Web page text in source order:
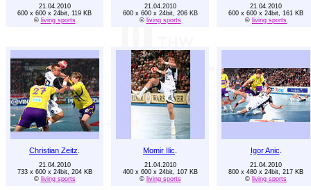
21.04.2010
600 x 600 x 24bit, 119 KB
© living sports
21.04.2010
600 x 600 x 24bit, 206 KB
© living sports
21.04.2010
600 x 600 x 24bit, 161 KB
© living sports
Christian Zeitz Momir Ilic Igor Anic
21.04.2010
733 x 600 x 24bit, 204 KB
© living sports
21.04.2010
400 x 600 x 24bit, 107 KB
© living sports
21.04.2010
800 x 480 x 24bit, 217 KB
© living sports